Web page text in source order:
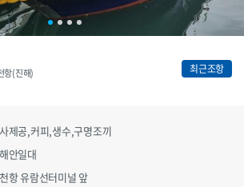
최근조항
항(진해)
제공,커피,생수,구명조끼
안일대
항 유람선터미널 앞